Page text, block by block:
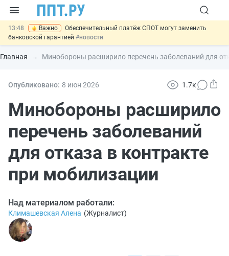
13:48 Важно
Обеспечительный платёж СПОТ могут заменить
банковской гарантией #новости
12:17 Защита от сталкинга: доработанный законопроект направлен в
Правительство#новости
10:09 Риск атак БПЛА можно учитывать при оценке профрисков
14:21
На оплату эвакуации автомобиля предложили давать скидку
#новости
Главная Минобороны расширило перечень заболеваний для
Опубликовано: 8 июн 2026 1.7к
Минобороны расширило
перечень заболеваний
для отказа в контракте
при мобилизации
Над материалом работали:
Климашевская Алена (Журналист)